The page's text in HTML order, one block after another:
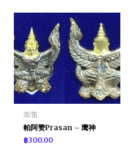
崇笛
帕阿赞Prasan – 鹰神
฿300.00